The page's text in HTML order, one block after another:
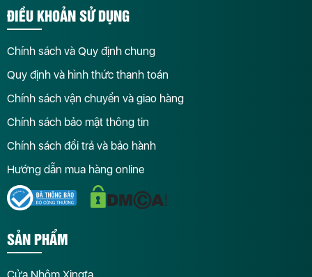
ĐIỀU KHOẢN SỬ DỤNG
Chính sách và Quy định chung
Quy định và hình thức thanh toán
Chính sách vận chuyển và giao hàng
Chính sách bảo mật thông tin
Chính sách đổi trả và bảo hành
Hướng dẫn mua hàng online
SẢN PHẨM